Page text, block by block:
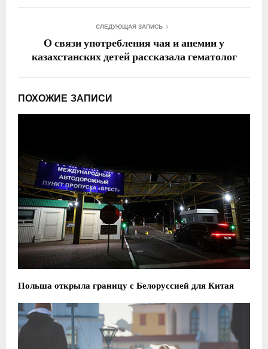
СЛЕДУЮЩАЯ ЗАПИСЬ
О связи употребления чая и анемии у
казахстанских детей рассказала гематолог
ПОХОЖИЕ ЗАПИСИ
Польша открыла границу с Белоруссией для Китая